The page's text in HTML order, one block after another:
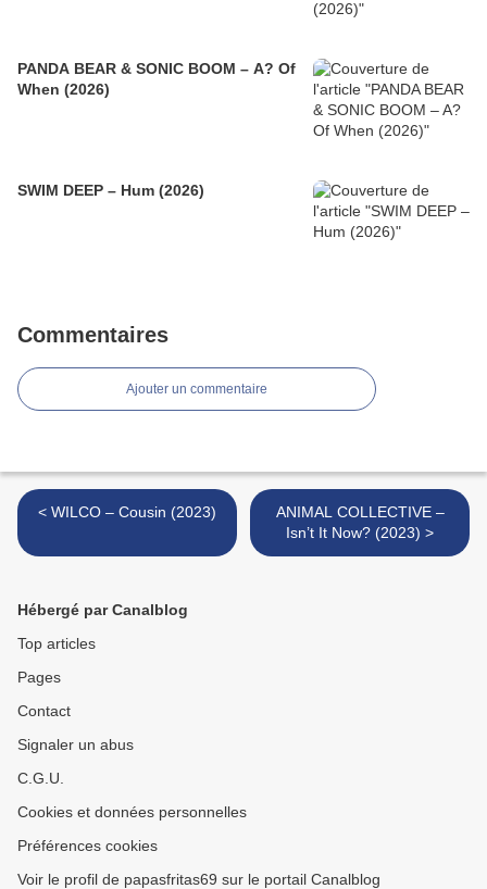
PANDA BEAR & SONIC BOOM – A? Of
When (2026)
SWIM DEEP – Hum (2026)
Commentaires
Ajouter un commentaire
< WILCO – Cousin (2023)
ANIMAL COLLECTIVE –
Isn’t It Now? (2023) >
Hébergé par Canalblog
Top articles
Pages
Contact
Signaler un abus
C.G.U.
Cookies et données personnelles
Préférences cookies
Voir le profil de papasfritas69 sur le portail Canalblog